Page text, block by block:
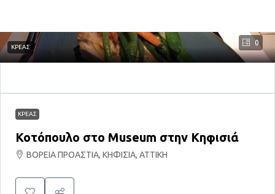
0
ΚΡΕΑΣ
ΚΡΕΑΣ
Κοτόπουλο στο Museum στην Κηφισιά
ΒΟΡΕΙΑ ΠΡΟΑΣΤΙΑ, ΚΗΦΙΣΙΑ, ΑΤΤΙΚΗ